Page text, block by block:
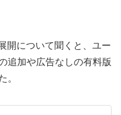
開について聞くと、ユー
追加や広告なしの有料版
。